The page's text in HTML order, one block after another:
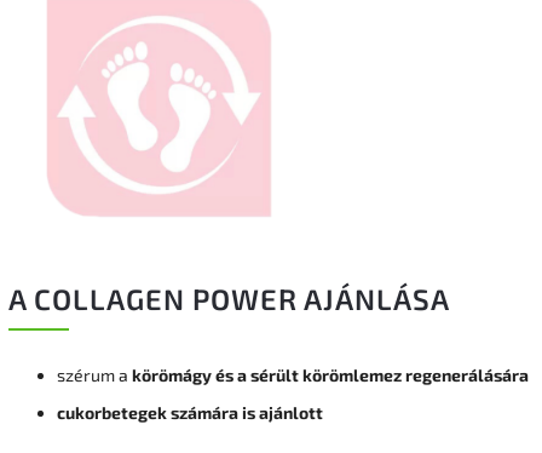
A COLLAGEN POWER AJÁNLÁSA
szérum a körömágy és a sérült körömlemez regenerálására
cukorbetegek számára is ajánlott